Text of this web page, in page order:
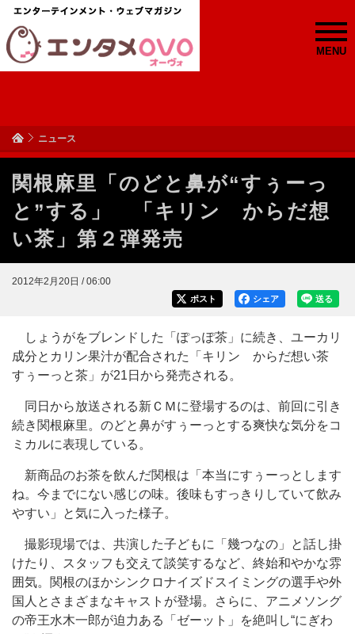
MENU
ニュース
関根麻里「のどと鼻が“すぅーっ
と”する」 「キリン からだ想
い茶」第２弾発売
2012年2月20日 / 06:00
送る
シェア
ポスト
しょうがをブレンドした「ぽっぽ茶」に続き、ユーカリ
成分とカリン果汁が配合された「キリン からだ想い茶
すぅーっと茶」が21日から発売される。
同日から放送される新ＣＭに登場するのは、前回に引き
続き関根麻里。のどと鼻がすぅーっとする爽快な気分をコ
ミカルに表現している。
新商品のお茶を飲んだ関根は「本当にすぅーっとします
ね。今までにない感じの味。後味もすっきりしていて飲み
やすい」と気に入った様子。
撮影現場では、共演した子どもに「幾つなの」と話し掛
けたり、スタッフも交えて談笑するなど、終始和やかな雰
囲気。関根のほかシンクロナイズドスイミングの選手や外
国人とさまざまなキャストが登場。さらに、アニメソング
の帝王水木一郎が迫力ある「ゼーット」を絶叫し“にぎわ